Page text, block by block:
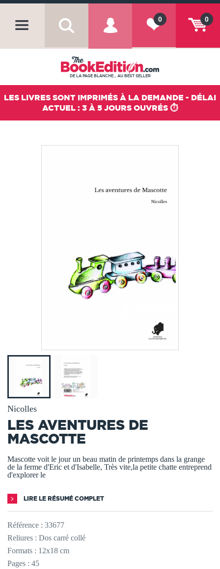
0
0
DE LA PAGE BLANCHE... AU BEST SELLER
LES LIVRES SONT IMPRIMÉS À LA DEMANDE - DÉLAI
ACTUEL : 3 À 5 JOURS OUVRÉS ⏱️
Nicolles
LES AVENTURES DE
MASCOTTE
Mascotte voit le jour un beau matin de printemps dans la grange
de la ferme d'Eric et d'Isabelle, Très vite,la petite chatte entreprend
d'explorer le
LIRE LE RÉSUMÉ COMPLET
Référence : 33677
Reliures : Dos carré collé
Formats : 12x18 cm
Pages : 45